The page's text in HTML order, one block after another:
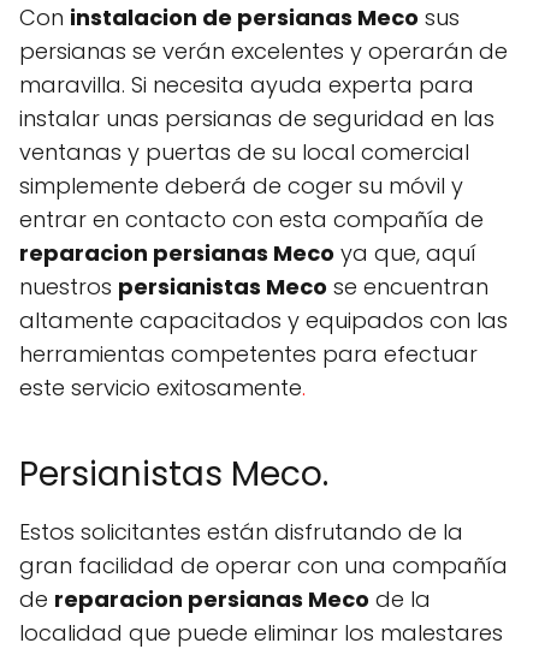
Con instalacion de persianas Meco sus
persianas se verán excelentes y operarán de
maravilla. Si necesita ayuda experta para
instalar unas persianas de seguridad en las
ventanas y puertas de su local comercial
simplemente deberá de coger su móvil y
entrar en contacto con esta compañía de
reparacion persianas Meco ya que, aquí
nuestros persianistas Meco se encuentran
altamente capacitados y equipados con las
herramientas competentes para efectuar
este servicio exitosamente.
Persianistas Meco.
Estos solicitantes están disfrutando de la
gran facilidad de operar con una compañía
de reparacion persianas Meco de la
localidad que puede eliminar los malestares